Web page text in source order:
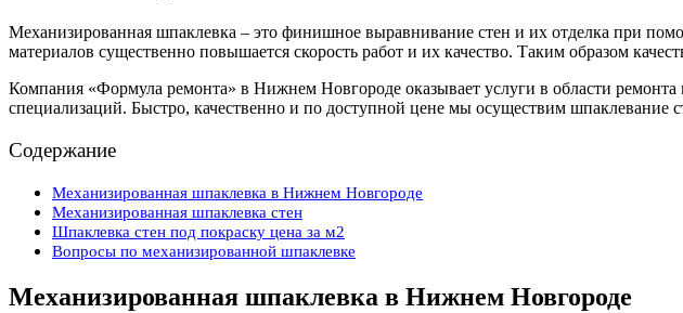
Механизированная шпаклевка – это финишное выравнивание стен и их отделка при
материалов существенно повышается скорость работ и их качество. Таким образом
Компания «Формула ремонта» в Нижнем Новгороде оказывает услуги в области
специализаций. Быстро, качественно и по доступной цене мы осуществим
Содержание
Механизированная шпаклевка в Нижнем Новгороде
Механизированная шпаклевка стен
Шпаклевка стен под покраску цена за м2
Вопросы по механизированной шпаклевке
Механизированная шпаклевка в Нижнем Новгороде